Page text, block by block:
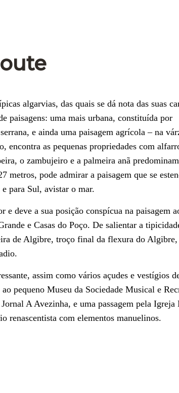
algarvias, das quais se dá nota das suas
paisagens: uma mais urbana, constituída por
e ainda uma paisagem agrícola – na
as pequenas propriedades com
o zambujeiro e a palmeira anã
pode admirar a paisagem que se
para Sul, avistar o mar.
deve a sua posição conspícua na paisagem
e Casas do Poço. De salientar a
de Algibre, troço final da flexura do Algibre,
assim como vários açudes e vestígios
pequeno Museu da Sociedade Musical e
A Avezinha, e uma passagem pela
renascentista com elementos manuelinos.